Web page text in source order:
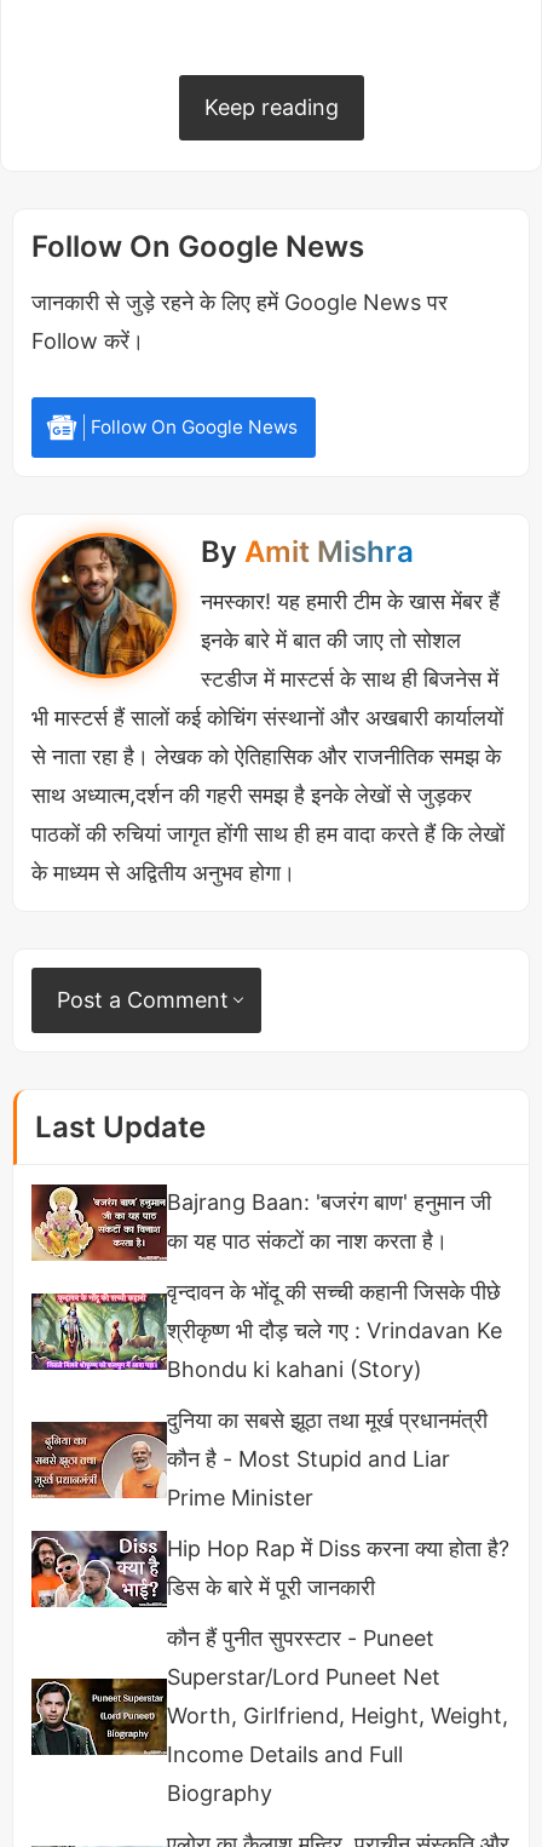
Anurag Dwivedi Personal Life (Gf/Wife)
कैसे मिली एनालिस्ट बनने की प्रेरणा
युवाओं को लेना चाहिए प्रेरणा
कौन हैं अनुराग द्विवेदी
बहुत लोगों के मन में सवाल उठता है कि
Dwivedi
तो हम उन्हें बता दें कि यह एक 25 साल का नौजवान
पृष्ठभूमि से हैं। अनुराग का बचपन से क्रिकेटर बनने का ख्वाब था
लेकिन कहते हैं न कि कुछ ख्वाब अधूरे रह जाते हैं और उन्हें एक
चोट से लंबे समय तक जूझना पड़ा और सपना टूट गया, लेकिन
असली जिंदगी की शुरुआत अब होती है वह भी क्रिकेट की दुनिया
में, लेकिन इस बार खेलकर नहीं बल्कि खिलाकर मतलब कि बतौर
क्रिकेट एनालिस्ट के तौर पर, फैंटेसी लीग का मास्टर बन कर।
साल 2017 में अनुराग का पहला वीडियो जिसका टाइटल था कि
वह 30 लाख रुपए फैंटसी लीग से जीत चुके हैं देखते ही देखते
यूट्यूब भी चल पड़ा और रातों रात मिलियन्स में व्यूज आए और उस
केवल 8 वीडियो डाली हैं और उनके 7.2 मिलियन सब्सक्राइबर
Anurag Dwivedi Personal Life
(Gf/Wife)
कई मीडिया वेबसाइट से जानकारी मिलती है कि अनुराग सिर्फ
बेसिक शिक्षा प्राप्त कर सके हैं ग्रेजुएशन व उच्चतर पढ़ाई पढ़ने
Keep reading
Follow On Google News
जानकारी से जुड़े रहने के लिए हमें Google News पर
Follow करें।
Follow On Google News
By Amit Mishra
नमस्कार! यह हमारी टीम के खास मेंबर हैं
इनके बारे में बात की जाए तो सोशल
स्टडीज में मास्टर्स के साथ ही बिजनेस में
भी मास्टर्स हैं सालों कई कोचिंग संस्थानों और अखबारी कार्यालयों
से नाता रहा है। लेखक को ऐतिहासिक और राजनीतिक समझ के
साथ अध्यात्म,दर्शन की गहरी समझ है इनके लेखों से जुड़कर
पाठकों की रुचियां जागृत होंगी साथ ही हम वादा करते हैं कि लेखों
के माध्यम से अद्वितीय अनुभव होगा।
Post a Comment
Last Update
Bajrang Baan: 'बजरंग बाण' हनुमान जी
का यह पाठ संकटों का नाश करता है।
वृन्दावन के भोंदू की सच्ची कहानी जिसके पीछे
श्रीकृष्ण भी दौड़ चले गए : Vrindavan Ke
Bhondu ki kahani (Story)
दुनिया का सबसे झूठा तथा मूर्ख प्रधानमंत्री
कौन है - Most Stupid and Liar
Prime Minister
Hip Hop Rap में Diss करना क्या होता है?
डिस के बारे में पूरी जानकारी
कौन हैं पुनीत सुपरस्टार - Puneet
Superstar/Lord Puneet Net
Worth, Girlfriend, Height, Weight,
Income Details and Full
Biography